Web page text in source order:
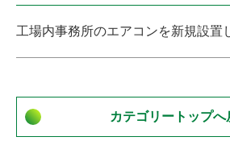
工場内事務所のエアコンを新規設置
カテゴリートップへ